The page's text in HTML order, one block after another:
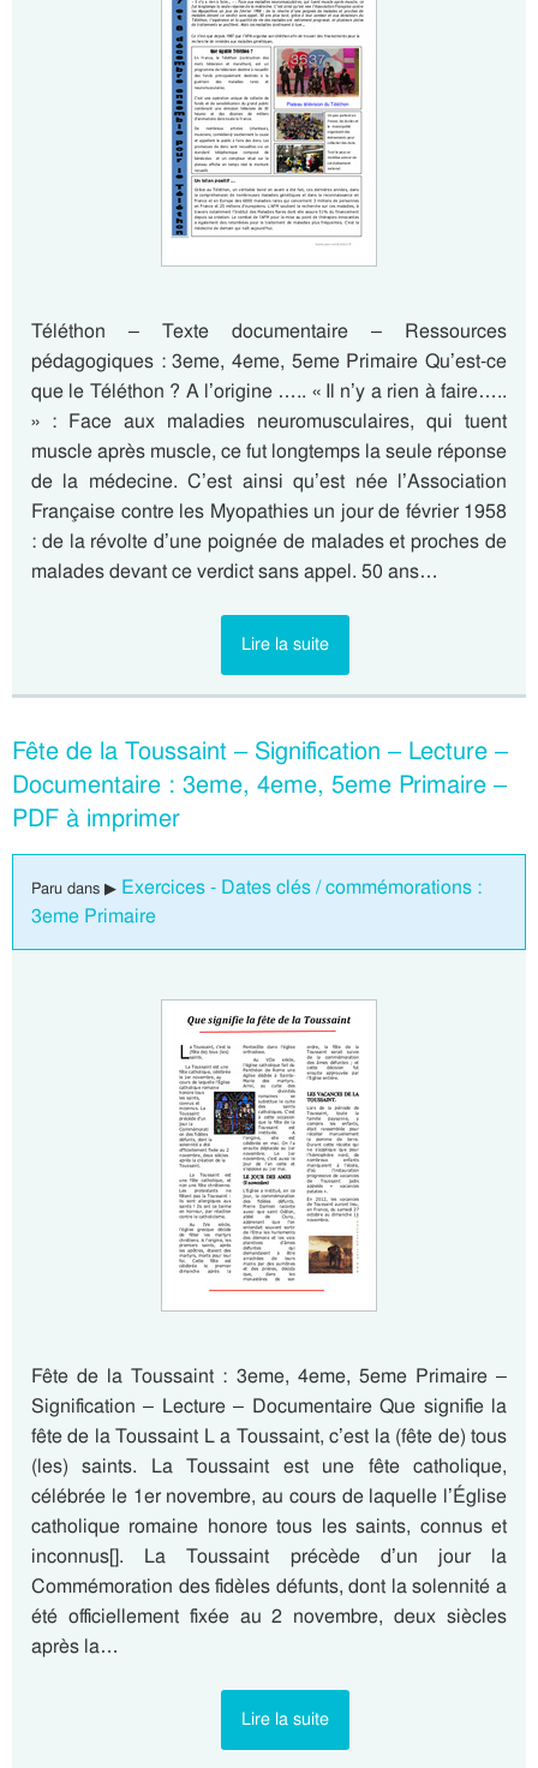
Téléthon – Texte documentaire – Ressources
pédagogiques : 3eme, 4eme, 5eme Primaire Qu’est-ce
que le Téléthon ? A l’origine ….. « Il n’y a rien à faire…..
» : Face aux maladies neuromusculaires, qui tuent
muscle après muscle, ce fut longtemps la seule réponse
de la médecine. C’est ainsi qu’est née l’Association
Française contre les Myopathies un jour de février 1958
: de la révolte d’une poignée de malades et proches de
malades devant ce verdict sans appel. 50 ans…
Lire la suite
Fête de la Toussaint – Signification – Lecture –
Documentaire : 3eme, 4eme, 5eme Primaire –
PDF à imprimer
Paru dans ▶ Exercices - Dates clés / commémorations :
3eme Primaire
Fête de la Toussaint : 3eme, 4eme, 5eme Primaire –
Signification – Lecture – Documentaire Que signifie la
fête de la Toussaint L a Toussaint, c’est la (fête de) tous
(les) saints. La Toussaint est une fête catholique,
célébrée le 1er novembre, au cours de laquelle l’Église
catholique romaine honore tous les saints, connus et
inconnus[]. La Toussaint précède d’un jour la
Commémoration des fidèles défunts, dont la solennité a
été officiellement fixée au 2 novembre, deux siècles
après la…
Lire la suite